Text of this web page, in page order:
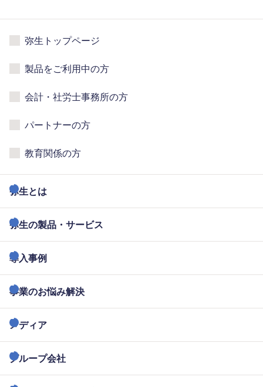
弥生トップページ
製品をご利用中の方
会計・社労士事務所の方
パートナーの方
教育関係の方
弥生とは
弥生の製品・サービス
導入事例
事業のお悩み解決
メディア
グループ会社